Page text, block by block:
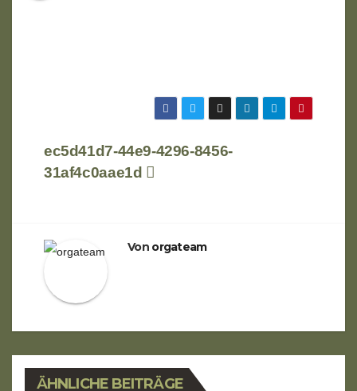
Beitragsnavigation
ec5d41d7-44e9-4296-8456-
31af4c0aae1d
Von orgateam
ÄHNLICHE BEITRÄGE